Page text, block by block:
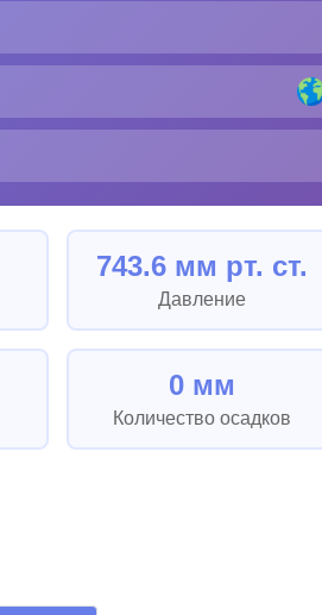
743.6 мм рт. ст.
Давление
0 мм
Количество осадков